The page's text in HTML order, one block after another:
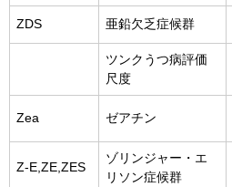
ZDS 亜鉛欠乏症候群
ツンクうつ病評価
尺度
Zea ゼアチン
Z-E,ZE,ZES
ゾリンジャー・エ
リソン症候群